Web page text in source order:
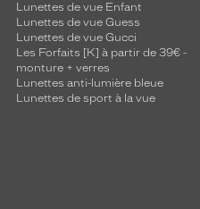
Lunettes de vue Enfant
Lunettes de vue Guess
Lunettes de vue Gucci
Les Forfaits [K] à partir de 39€ -
monture + verres
Lunettes anti-lumière bleue
Lunettes de sport à la vue